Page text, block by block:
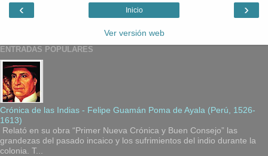
‹ ›
Inicio
Ver versión web
ENTRADAS POPULARES
Crónica de las Indias - Felipe Guamán Poma de Ayala (Perú, 1526-
1613)
Relató en su obra “Primer Nueva Crónica y Buen Consejo” las
grandezas del pasado incaico y los sufrimientos del indio durante la
colonia. T...